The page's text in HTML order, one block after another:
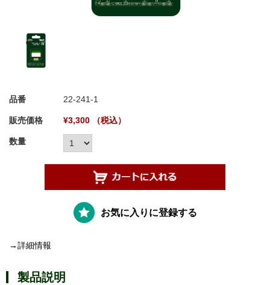
品番 22-241-1
販売価格 ¥3,300 （税込）
数量
お気に入りに登録する
→詳細情報
製品説明